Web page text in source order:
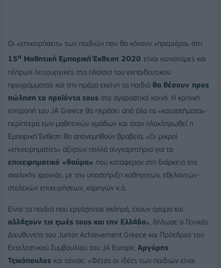
Οι «επιχειρήσεις» των παιδιών που θα κάνουν «πρεμιέρα» στη
15η Μαθητική Εμπορική Έκθεση 2020 είναι καινοτόμες και
πλήρως λειτουργικές στα πλαίσια του εκπαιδευτικού
προγράμματος και την ημέρα εκείνη τα παιδιά θα θέσουν προς
πώληση τα προϊόντα τους στο αγοραστικό κοινό. Η κριτική
επιτροπή του JA Greece θα περάσει από όλα τα «καταστήματα»-
περίπτερα των μαθητικών ομάδων και όταν ολοκληρωθεί η
Eμπορική Έκθεση θα απονεμηθούν βραβεία. «Oι μικροί
«επιχειρηματίες» αξίζουν πολλά συγχαρητήρια για το
επιχειρηματικό «θαύμα» που κατάφεραν στη διάρκεια της
σχολικής χρονιάς, με την υποστήριξη καθηγητών, εθελοντών-
στελεχών επιχειρήσεων, χορηγών κ.ά.
Είναι τα παιδιά που εργάζονται σκληρά, έχουν όραμα και
αλλάζουν τις ζωές τους και την Ελλάδα», δήλωσε ο Γενικός
Διευθυντής του Junior Achievement Greece και Πρόεδρος του
Εκτελεστικού Συμβουλίου του JA Europe, Aργύρης
Τζικόπουλος και τόνισε: «Φέτος οι ιδέες των παιδιών είναι